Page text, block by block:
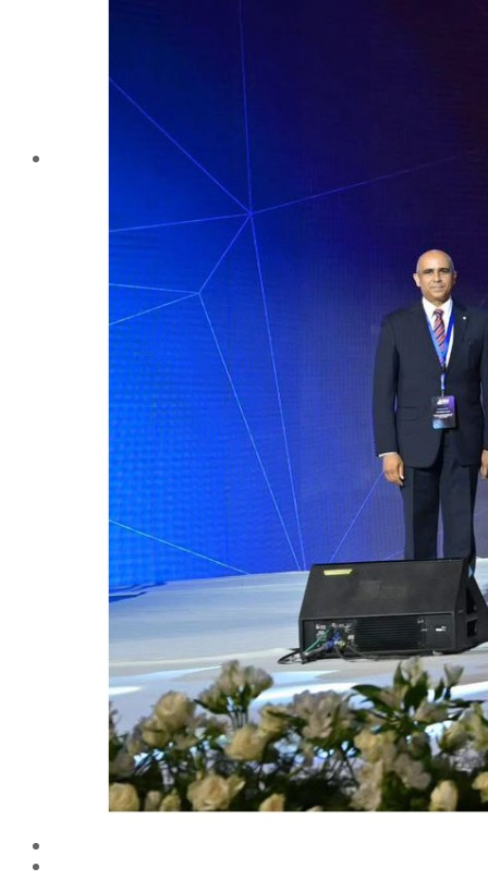
معمل الكشف عن الأغذية المحاورة وراثيا
معامل الكيمياء وتحليل المياة
وحدات التطوير بالكلية
وحدة ضمان الجودة
عن الوحدة
أنشطة الوحدة
الهيكل الادارى للوحدة
رسالة و أهداف الوحدة
سياسة الجودة المتكاملة
وحدة الخدمات الإلكترونية
التعليم الإلكترونى
وحدة التعليم الإلكترونى
التسجيل فى وحدة التعليم الالكترونى
المراكز ذات الطابع الخاص
مركز الإرشاد الزراعي والتدريب
مركز الإستشارات الزراعية
مركز إستصلاح وتنمية الأراضى الصحراوية
مركز بحوث ودراسات التنمية الريفية (CRDRS)
مركز تكنولوجيا الإنتاج الزراعي
مركز خـدمـات الدواجن
مركز الدراسات الإقتصادية الزراعية
مركز دراسات نُظم معلومات ماشية اللبن
مركز مبيدات الآفات
مطبعة كلية الزراعة
وحدة الهندسة الزراعية للدراسات والإستشارات الفنية
الورش الإنتاجية